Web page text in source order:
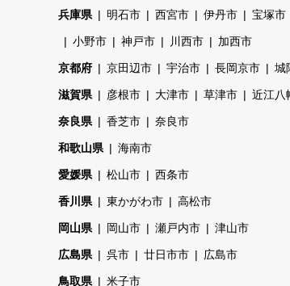
兵庫県 明石市 西宮市 伊丹市 宝塚市
小野市 神戸市 川西市 加西市
京都府 京田辺市 宇治市 長岡京市 城
滋賀県 彦根市 大津市 草津市 近江八
奈良県 香芝市 奈良市
和歌山県 海南市
愛媛県 松山市 西条市
香川県 東かがわ市 高松市
岡山県 岡山市 瀬戸内市 津山市
広島県 呉市 廿日市市 広島市
鳥取県 米子市